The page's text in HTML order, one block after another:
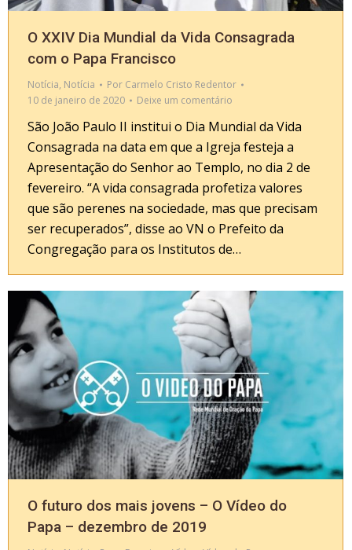
O XXIV Dia Mundial da Vida Consagrada
com o Papa Francisco
Notícia, Notícia Por Carmelo Cristo Redentor
10 de janeiro de 2020
Deixe um comentário
São João Paulo II institui o Dia Mundial da Vida
Consagrada na data em que a Igreja festeja a
Apresentação do Senhor ao Templo, no dia 2 de
fevereiro. “A vida consagrada profetiza valores
que são perenes na sociedade, mas que precisam
ser recuperados”, disse ao VN o Prefeito da
Congregação para os Institutos de…
O futuro dos mais jovens – O Vídeo do
Papa – dezembro de 2019